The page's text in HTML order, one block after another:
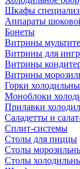
Шкафы
Аппараты
Бонеты
Витрины
Витрины для
Витрины
Витрины
Горки
Моноблоки
Прилавки
Саладетты и
Сплит-системы
Столы для пиццы
Столы
Столы